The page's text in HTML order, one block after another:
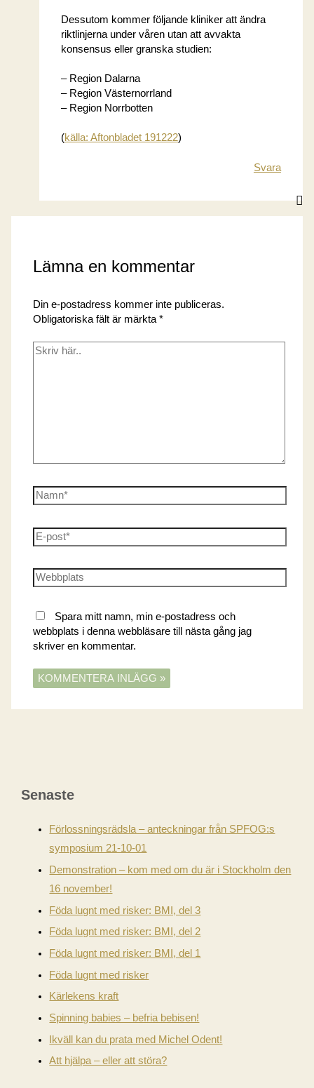
Dessutom kommer följande kliniker att ändra
riktlinjerna under våren utan att avvakta
konsensus eller granska studien:
– Region Dalarna
– Region Västernorrland
– Region Norrbotten
(källa: Aftonbladet 191222)
Svara
Lämna en kommentar
Din e-postadress kommer inte publiceras.
Obligatoriska fält är märkta*
Skriv
Namn*
E-
post*
Webbplats
Spara mitt namn, min e-postadress och
webbplats i denna webbläsare till nästa gång jag
skriver en kommentar.
Senaste
Förlossningsrädsla – anteckningar från SPFOG:s
symposium 21-10-01
Demonstration – kom med om du är i Stockholm den
16 november!
Föda lugnt med risker: BMI, del 3
Föda lugnt med risker: BMI, del 2
Föda lugnt med risker: BMI, del 1
Föda lugnt med risker
Kärlekens kraft
Spinning babies – befria bebisen!
Ikväll kan du prata med Michel Odent!
Att hjälpa – eller att störa?